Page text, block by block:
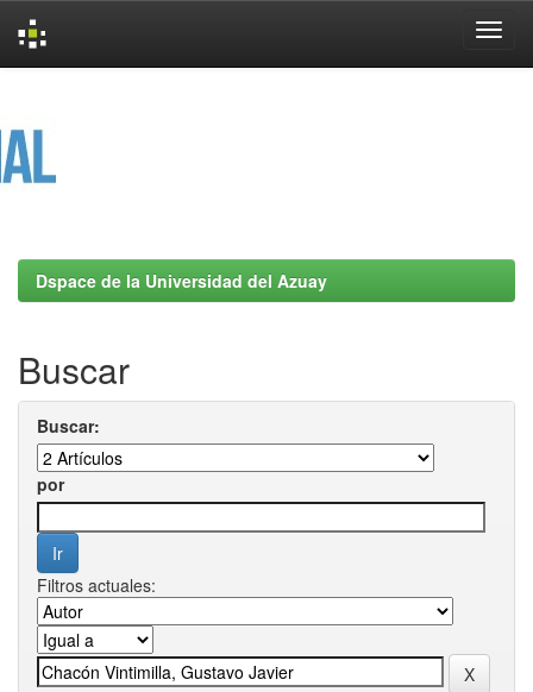
Dspace de la Universidad del Azuay
Buscar
Buscar:
por
Filtros actuales: